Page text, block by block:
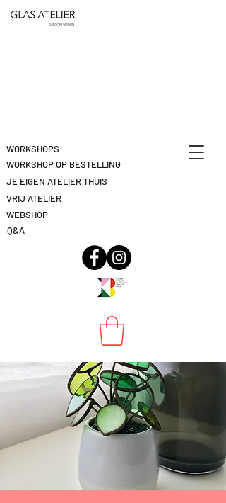
WORKSHOPS
JE EIGEN ATELIER THUIS
VRIJ ATELIER
WORKSHOP OP BESTELLING
WEBSHOP
Q&A